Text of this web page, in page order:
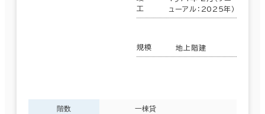
工
ューアル：2025年）
規模 地上階建
階数 一棟貸